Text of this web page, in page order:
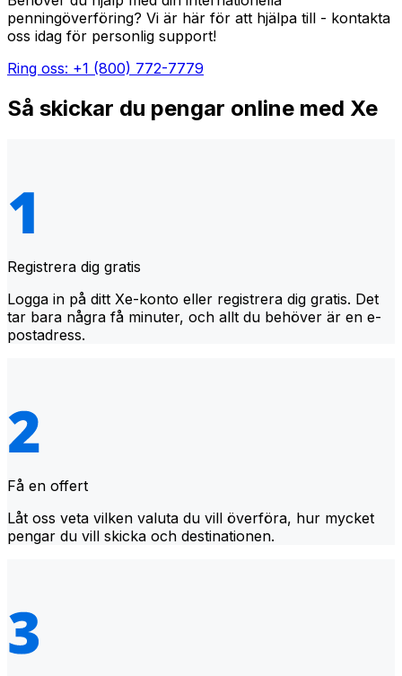
penningöverföring? Vi är här för att hjälpa till - kontakta
oss idag för personlig support!
Ring oss: +1 (800) 772-7779
Så skickar du pengar online med Xe
Registrera dig gratis
Logga in på ditt Xe-konto eller registrera dig gratis. Det
tar bara några få minuter, och allt du behöver är en e-
postadress.
Få en offert
Låt oss veta vilken valuta du vill överföra, hur mycket
pengar du vill skicka och destinationen.